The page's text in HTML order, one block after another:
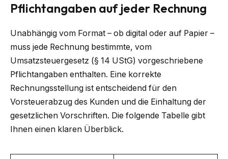
Pflichtangaben auf jeder Rechnung
Unabhängig vom Format – ob digital oder auf Papier –
muss jede Rechnung bestimmte, vom
Umsatzsteuergesetz (§ 14 UStG) vorgeschriebene
Pflichtangaben enthalten. Eine korrekte
Rechnungsstellung ist entscheidend für den
Vorsteuerabzug des Kunden und die Einhaltung der
gesetzlichen Vorschriften. Die folgende Tabelle gibt
Ihnen einen klaren Überblick.